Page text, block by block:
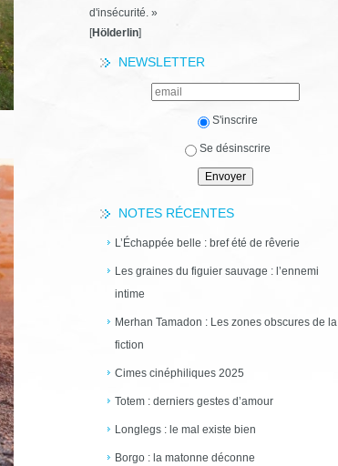
d'insécurité. »
[Hölderlin]
NEWSLETTER
S'inscrire
Se désinscrire
NOTES RÉCENTES
L’Échappée belle : bref été de rêverie
Les graines du figuier sauvage : l’ennemi
intime
Merhan Tamadon : Les zones obscures de la
fiction
Cimes cinéphiliques 2025
Totem : derniers gestes d’amour
Longlegs : le mal existe bien
Borgo : la matonne déconne